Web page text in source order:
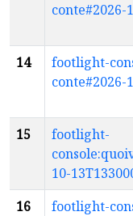
conte#2026-
14
footlight-
conte#2026-
15
footlight-
10-
16
footlight-